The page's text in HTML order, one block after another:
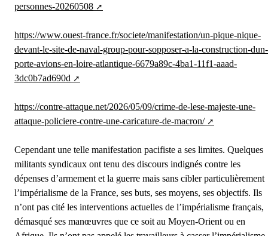
personnes-20260508
https://www.ouest-france.fr/societe/manifestation/un-pique-nique-
devant-le-site-de-naval-group-pour-sopposer-a-la-construction-dun-
porte-avions-en-loire-atlantique-6679a89c-4ba1-11f1-aaad-
3dc0b7ad690d
https://contre-attaque.net/2026/05/09/crime-de-lese-majeste-une-
attaque-policiere-contre-une-caricature-de-macron/
Cependant une telle manifestation pacifiste a ses limites. Quelques
militants syndicaux ont tenu des discours indignés contre les
dépenses d’armement et la guerre mais sans cibler particulièrement
l’impérialisme de la France, ses buts, ses moyens, ses objectifs. Ils
n’ont pas cité les interventions actuelles de l’impérialisme français,
démasqué ses manœuvres que ce soit au Moyen-Orient ou en